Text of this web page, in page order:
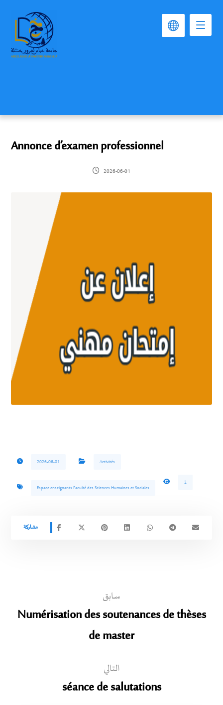
Annonce d’examen professionnel
2026-06-01
2026-06-01 Activités
Espace enseignants Faculté des Sciences Humaines et Sociales
2
سابق
Numérisation des soutenances de thèses
de master
التالي
séance de salutations